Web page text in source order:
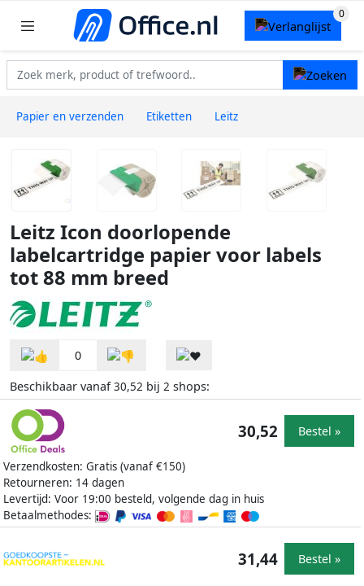
Papier en verzenden Etiketten Leitz
Leitz Icon doorlopende
labelcartridge papier voor labels
tot 88 mm breed
0
Beschikbaar vanaf30,52 bij 2 shops:
Verzendkosten: Gratis (vanaf €150)
Retourneren: 14 dagen
Levertijd: Voor 19:00 besteld, volgende dag in huis
Betaalmethodes:
30,52 Bestel »
31,44 Bestel »